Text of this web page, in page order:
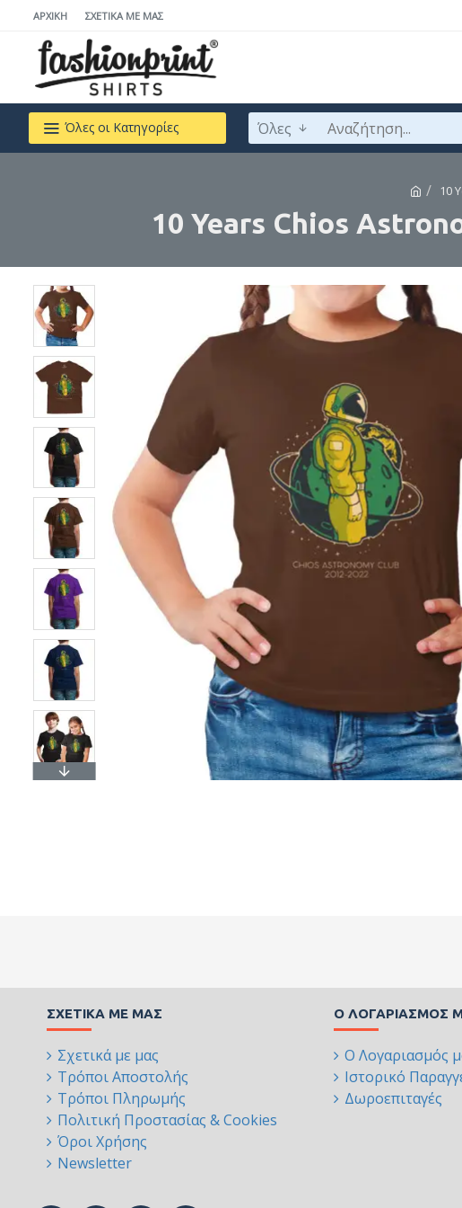
ΑΡΧΙΚΉ ΣΧΕΤΙΚΆ ΜΕ ΜΆΣ
Όλες οι Κατηγορίες Όλες
10
10 Years Chios
ΣΧΕΤΙΚΆ ΜΕ ΜΑΣ
Σχετικά με μας
Τρόποι Αποστολής
Τρόποι Πληρωμής
Πολιτική Προστασίας & Cookies
Όροι Χρήσης
Newsletter
Ο ΛΟΓΑΡΙΑΣΜΌΣ
Ο Λογαριασμός
Ιστορικό
Δωροεπιταγές